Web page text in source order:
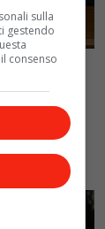
sulla
gestendo
consenso